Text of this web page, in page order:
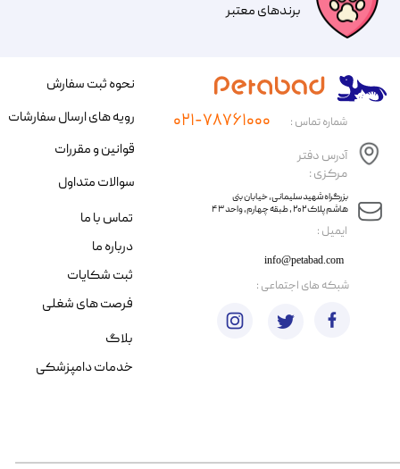
​​برندهای معتبر​​​​​​​
​ایمیل :
آدرس دفتر
مرکزی :
info@petabad.com
​​بزرگراه شهید سلیمانی، خیابان بنی
هاشم پلاک ۲۰۲ ، طبقه چهارم، واحد ۴۳
شماره تماس : ۰۲۱-۷۸۷۶۱۰۰۰
نحوه ثبت سفارش
رویه های ارسال سفارشات
قوانین و مقررات
سوالات متداول
تماس با ما
درباره ما
ثبت شکایات
فرصت های شغلی
​شبکه های اجتماعی :
بلاگ
خدمات دامپزشکی